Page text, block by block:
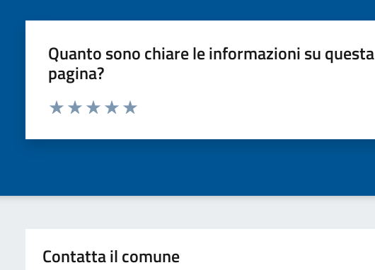
Quanto sono chiare le informazioni su questa
pagina?
Valuta da 1 a 5 stelle la pagina
Contatta il comune